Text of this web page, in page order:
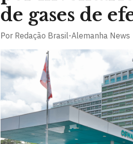
de gases de
Por Redação Brasil-Alemanha News